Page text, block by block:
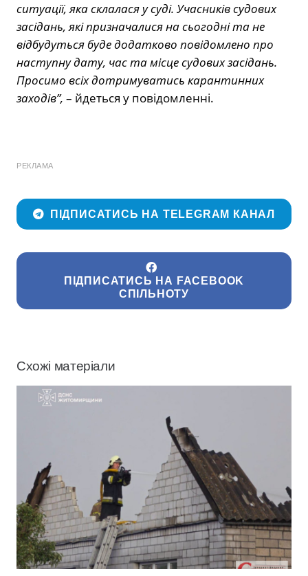
ситуації, яка склалася у суді. Учасників судових
засідань, які призначалися на сьогодні та не
відбудуться буде додатково повідомлено про
наступну дату, час та місце судових засідань.
Просимо всіх дотримуватись карантинних
заходів”, – йдеться у повідомленні.
РЕКЛАМА
ПІДПИСАТИСЬ НА TELEGRAM КАНАЛ
ПІДПИСАТИСЬ НА FACEBOOK
СПІЛЬНОТУ
Схожі матеріали